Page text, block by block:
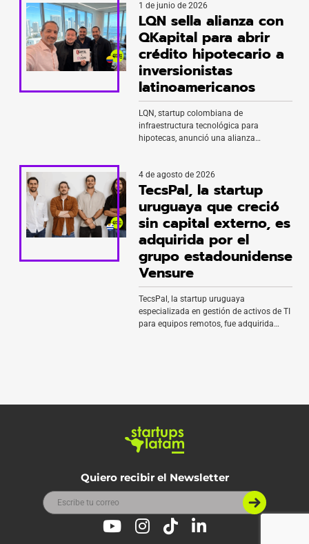
1 de junio de 2026
LQN sella alianza con
QKapital para abrir
crédito hipotecario a
inversionistas
latinoamericanos
LQN, startup colombiana de
infraestructura tecnológica para
hipotecas, anunció una alianza
transfronterizo, para construir una
plataforma que facilite el acceso de
inversionistas latinoamericanos al
financiamiento inmobiliario en Estados
Unidos. La integración combina la
tecnología y red de distribución de LQN
con la capacidad de originación y
licencias […]
4 de agosto de 2026
TecsPal, la startup
uruguaya que creció
sin capital externo, es
adquirida por el
grupo estadounidense
Vensure
TecsPal, la startup uruguaya
especializada en gestión de activos de TI
para equipos remotos, fue adquirida
Quiero recibir el Newsletter